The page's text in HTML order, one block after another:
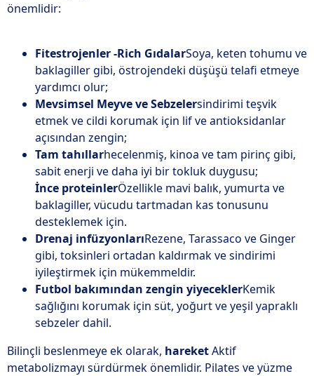
önemlidir:
Fitestrojenler -Rich GıdalarSoya, keten tohumu ve
baklagiller gibi, östrojendeki düşüşü telafi etmeye
yardımcı olur;
Mevsimsel Meyve ve Sebzelersindirimi teşvik
etmek ve cildi korumak için lif ve antioksidanlar
açısından zengin;
Tam tahıllarhecelenmiş, kinoa ve tam pirinç gibi,
sabit enerji ve daha iyi bir tokluk duygusu;
İnce proteinlerÖzellikle mavi balık, yumurta ve
baklagiller, vücudu tartmadan kas tonusunu
desteklemek için.
Drenaj infüzyonlarıRezene, Tarassaco ve Ginger
gibi, toksinleri ortadan kaldırmak ve sindirimi
iyileştirmek için mükemmeldir.
Futbol bakımından zengin yiyeceklerKemik
sağlığını korumak için süt, yoğurt ve yeşil yapraklı
sebzeler dahil.
Bilinçli beslenmeye ek olarak, hareketAktif
metabolizmayı sürdürmek önemlidir. Pilates ve yüzme